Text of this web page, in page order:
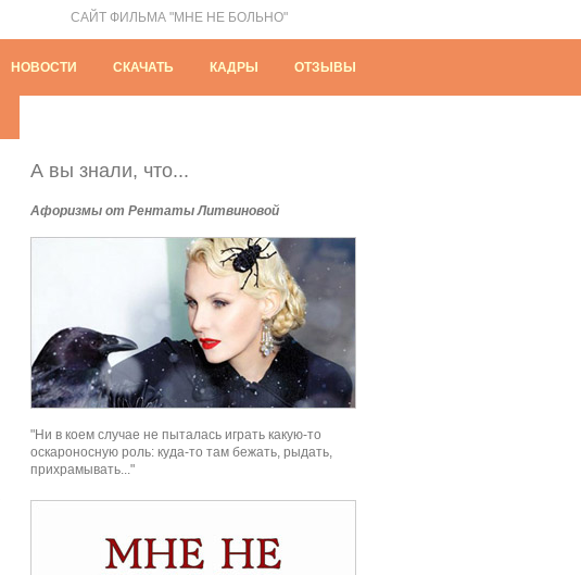
САЙТ ФИЛЬМА "МНЕ НЕ БОЛЬНО"
НОВОСТИ СКАЧАТЬ КАДРЫ ОТЗЫВЫ
А вы знали, что...
Афоризмы от Рентаты Литвиновой
"Ни в коем случае не пыталась играть какую-то
оскароносную роль: куда-то там бежать, рыдать,
прихрамывать..."